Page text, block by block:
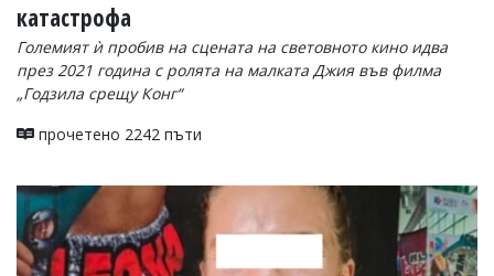
обиден
за
вас
коментар,
моля
ни!
катастрофа
Големият ѝ пробив на сцената на световното кино идва
през 2021 година с ролята на малката Джия във филма
„Годзила срещу Конг“
прочетено 2242 пъти